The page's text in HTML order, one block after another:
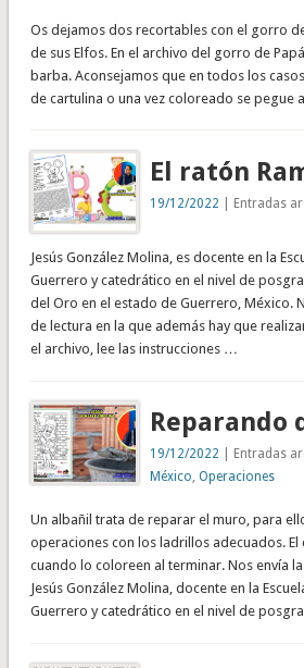
Os dejamos dos recortables con el gorro
de sus Elfos. En el archivo del gorro de
barba. Aconsejamos que en todos los
de cartulina o una vez coloreado se pegue
El ratón
19/12/2022 | Entradas
Jesús González Molina, es docente en la
Guerrero y catedrático en el nivel de
del Oro en el estado de Guerrero, México.
de lectura en la que además hay que
el archivo, lee las instrucciones …
Reparando
19/12/2022 | Entradas
México,Operaciones
Un albañil trata de reparar el muro, para
operaciones con los ladrillos adecuados.
cuando lo coloreen al terminar. Nos envía
Jesús González Molina, docente en la
Guerrero y catedrático en el nivel de